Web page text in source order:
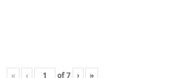
« ‹ of7 › »